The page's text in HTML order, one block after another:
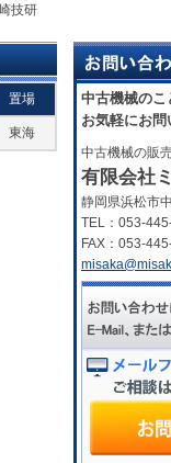
技研
置場
東海
中古機械のこ
お気軽にお問
中古機械の販
有限会社
静岡県浜松市
TEL：053-
FAX：053-